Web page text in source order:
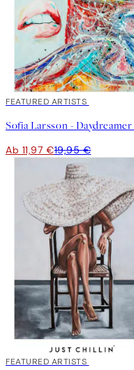
40%*
FEATURED ARTISTS
Ab 11,97 €19,95 €
40%*
FEATURED ARTISTS